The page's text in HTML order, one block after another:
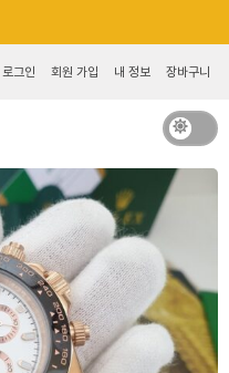
로그인 회원 가입 내 정보 장바구니